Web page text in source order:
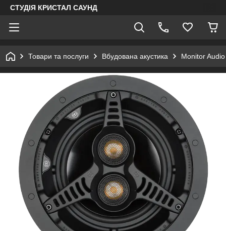
СТУДІЯ КРИСТАЛ САУНД
Товари та послуги Вбудована акустика Monitor